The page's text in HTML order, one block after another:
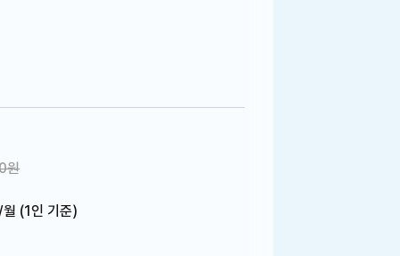
원
(1인 기준)